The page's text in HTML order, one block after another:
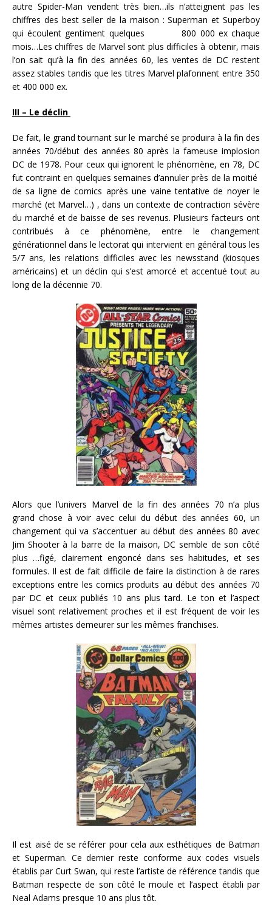
autre Spider-Man vendent très bien…ils n’atteignent pas les
chiffres des best seller de la maison : Superman et Superboy
qui écoulent gentiment quelques 800 000 ex chaque
mois…Les chiffres de Marvel sont plus difficiles à obtenir, mais
l’on sait qu’à la fin des années 60, les ventes de DC restent
assez stables tandis que les titres Marvel plafonnent entre 350
et 400 000 ex.
III – Le déclin
De fait, le grand tournant sur le marché se produira à la fin des
années 70/début des années 80 après la fameuse implosion
DC de 1978. Pour ceux qui ignorent le phénomène, en 78, DC
fut contraint en quelques semaines d’annuler près de la moitié
de sa ligne de comics après une vaine tentative de noyer le
marché (et Marvel…) , dans un contexte de contraction sévère
du marché et de baisse de ses revenus. Plusieurs facteurs ont
contribués à ce phénomène, entre le changement
générationnel dans le lectorat qui intervient en général tous les
5/7 ans, les relations difficiles avec les newsstand (kiosques
américains) et un déclin qui s’est amorcé et accentué tout au
long de la décennie 70.
Alors que l’univers Marvel de la fin des années 70 n’a plus
grand chose à voir avec celui du début des années 60, un
changement qui va s’accentuer au début des années 80 avec
Jim Shooter à la barre de la maison, DC semble de son côté
plus …figé, clairement engoncé dans ses habitudes, et ses
formules. Il est de fait difficile de faire la distinction à de rares
exceptions entre les comics produits au début des années 70
par DC et ceux publiés 10 ans plus tard. Le ton et l’aspect
visuel sont relativement proches et il est fréquent de voir les
mêmes artistes demeurer sur les mêmes franchises.
Il est aisé de se référer pour cela aux esthétiques de Batman
et Superman. Ce dernier reste conforme aux codes visuels
établis par Curt Swan, qui reste l’artiste de référence tandis que
Batman respecte de son côté le moule et l’aspect établi par
Neal Adams presque 10 ans plus tôt.